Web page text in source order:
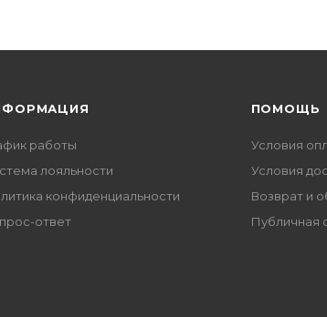
работы
лояльности
конфиденциальности
ответ
ПОМОЩЬ
Условия
Условия
Возврат и
Публичная